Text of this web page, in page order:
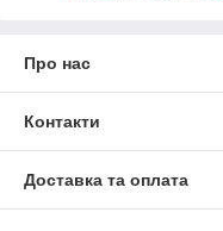
Про нас
Контакти
Доставка та оплата